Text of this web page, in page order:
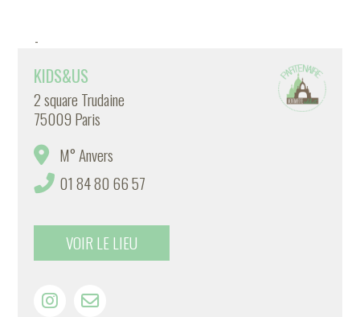
-
KIDS&US
2 square Trudaine
75009 Paris
M° Anvers
01 84 80 66 57
VOIR LE LIEU